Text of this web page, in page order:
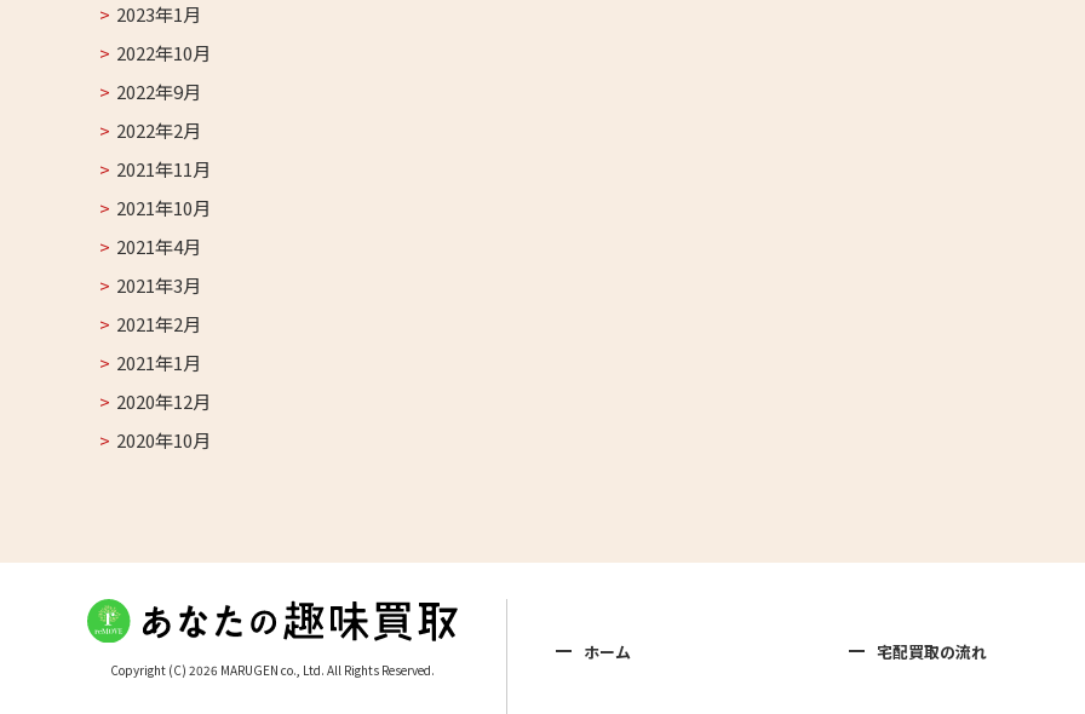
2023年1月
2022年10月
2022年9月
2022年2月
2021年11月
2021年10月
2021年4月
2021年3月
2021年2月
2021年1月
2020年12月
2020年10月
Copyright (C) 2026 MARUGEN co., Ltd. All Rights Reserved.
ホーム 宅配買取の流れ